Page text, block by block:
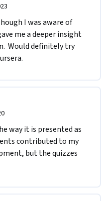
I was aware of
me a deeper insight
Would definitely try
way it is presented as
contributed to my
but the quizzes